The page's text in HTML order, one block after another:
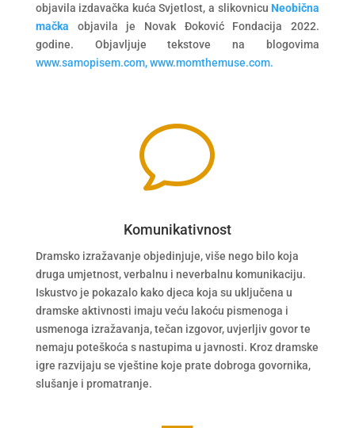
objavila izdavačka kuća Svjetlost, a slikovnicu Neobična
mačka objavila je Novak Đoković Fondacija 2022.
godine. Objavljuje tekstove na blogovima
www.samopisem.com, www.momthemuse.com.
v
Komunikativnost
Dramsko izražavanje objedinjuje, više nego bilo koja
druga umjetnost, verbalnu i neverbalnu komunikaciju.
Iskustvo je pokazalo kako djeca koja su uključena u
dramske aktivnosti imaju veću lakoću pismenoga i
usmenoga izražavanja, tečan izgovor, uvjerljiv govor te
nemaju poteškoća s nastupima u javnosti. Kroz dramske
igre razvijaju se vještine koje prate dobroga govornika,
slušanje i promatranje.